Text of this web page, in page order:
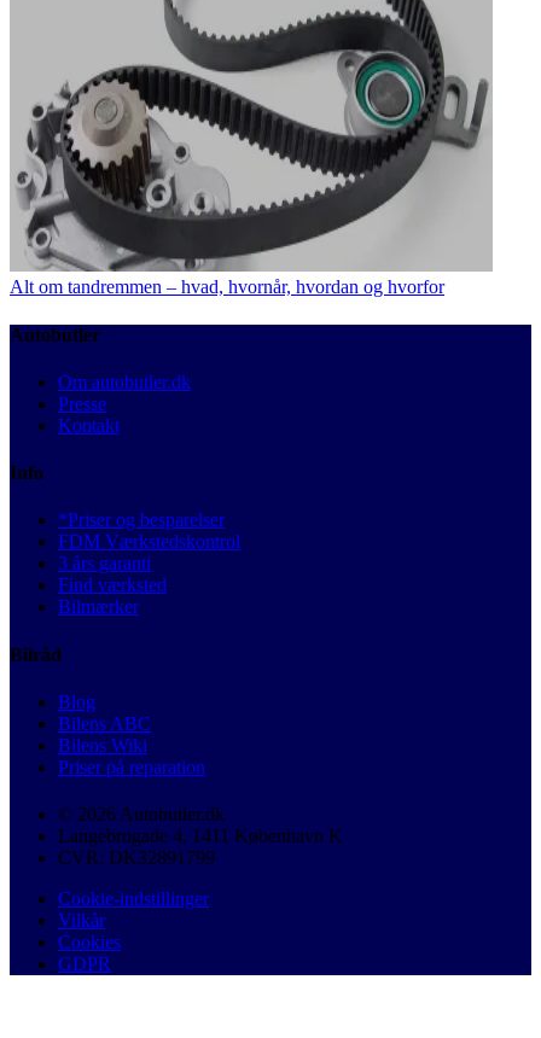
Alt om tandremmen – hvad, hvornår, hvordan og hvorfor
Autobutler
Om autobutler.dk
Presse
Kontakt
Info
*Priser og besparelser
FDM Værkstedskontrol
3 års garanti
Find værksted
Bilmærker
Bilråd
Blog
Bilens ABC
Bilens Wiki
Priser på reparation
© 2026 Autobutler.dk
Langebrogade 4, 1411 København K
CVR: DK32891799
Cookie-indstillinger
Vilkår
Cookies
GDPR